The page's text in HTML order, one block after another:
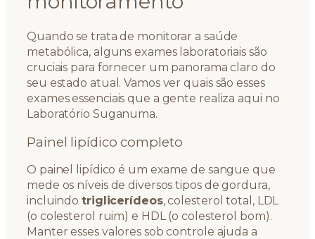
Quando se trata de monitorar a saúde
metabólica, alguns exames laboratoriais são
cruciais para fornecer um panorama claro do
seu estado atual. Vamos ver quais são esses
exames essenciais que a gente realiza aqui no
Laboratório Suganuma.
Painel lipídico completo
O painel lipídico é um exame de sangue que
mede os níveis de diversos tipos de gordura,
incluindotriglicerídeos, colesterol total, LDL
(o colesterol ruim) e HDL (o colesterol bom).
Manter esses valores sob controle ajuda a